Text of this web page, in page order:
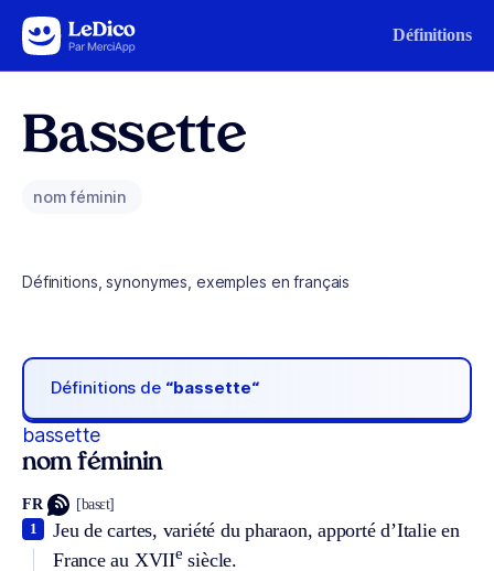
Aller au contenu Définitions
Bassette
nom féminin
Définitions, synonymes, exemples en français
Définitions de “bassette“
bassette
nom féminin
FR [basɛt]
Jeu de cartes, variété du pharaon, apporté d’Italie en
France au XVIIe siècle.
1